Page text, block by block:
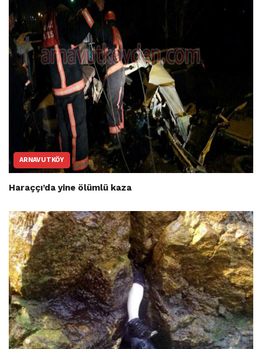
ARNAVUTKÖY
Haraççı’da yine ölümlü kaza